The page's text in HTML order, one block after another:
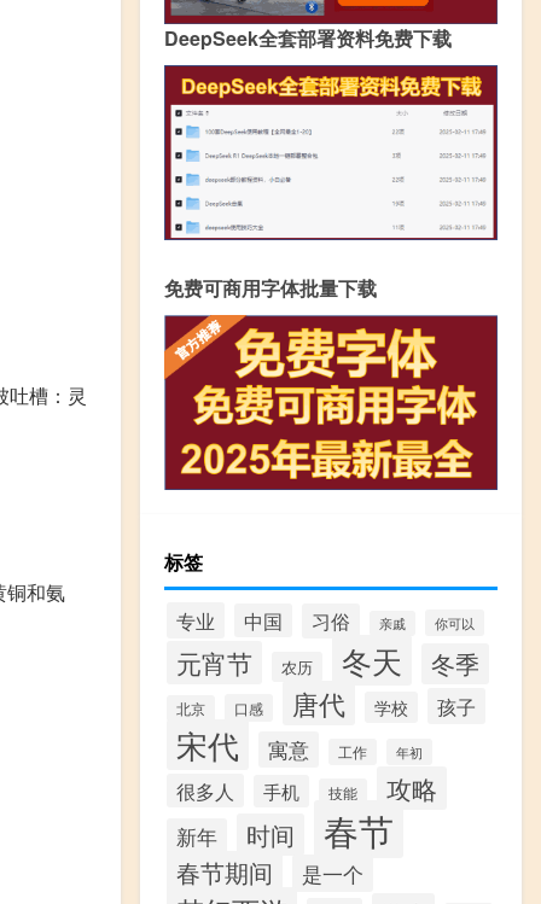
吐槽：灵
铜和氨
DeepSeek全套部署资料免费下载
免费可商用字体批量下载
标签
专业 中国 习俗 亲戚 你可以
元宵节 农历 冬天 冬季
北京 口感 唐代 学校 孩子
宋代 寓意 工作 年初
很多人 手机 技能 攻略
新年 时间 春节
春节期间 是一个